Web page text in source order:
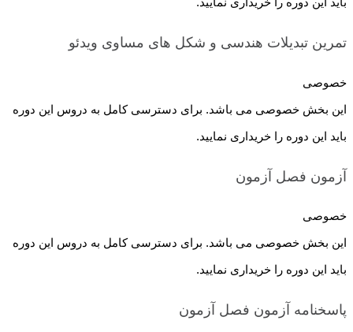
تمرین تبدیلات هندسی و شکل های مساوی ویدئو
خصوصی
این بخش خصوصی می باشد. برای دسترسی کامل به دروس این دوره
باید این دوره را خریداری نمایید.
آزمون فصل آزمون
خصوصی
این بخش خصوصی می باشد. برای دسترسی کامل به دروس این دوره
باید این دوره را خریداری نمایید.
پاسخنامه آزمون فصل آزمون